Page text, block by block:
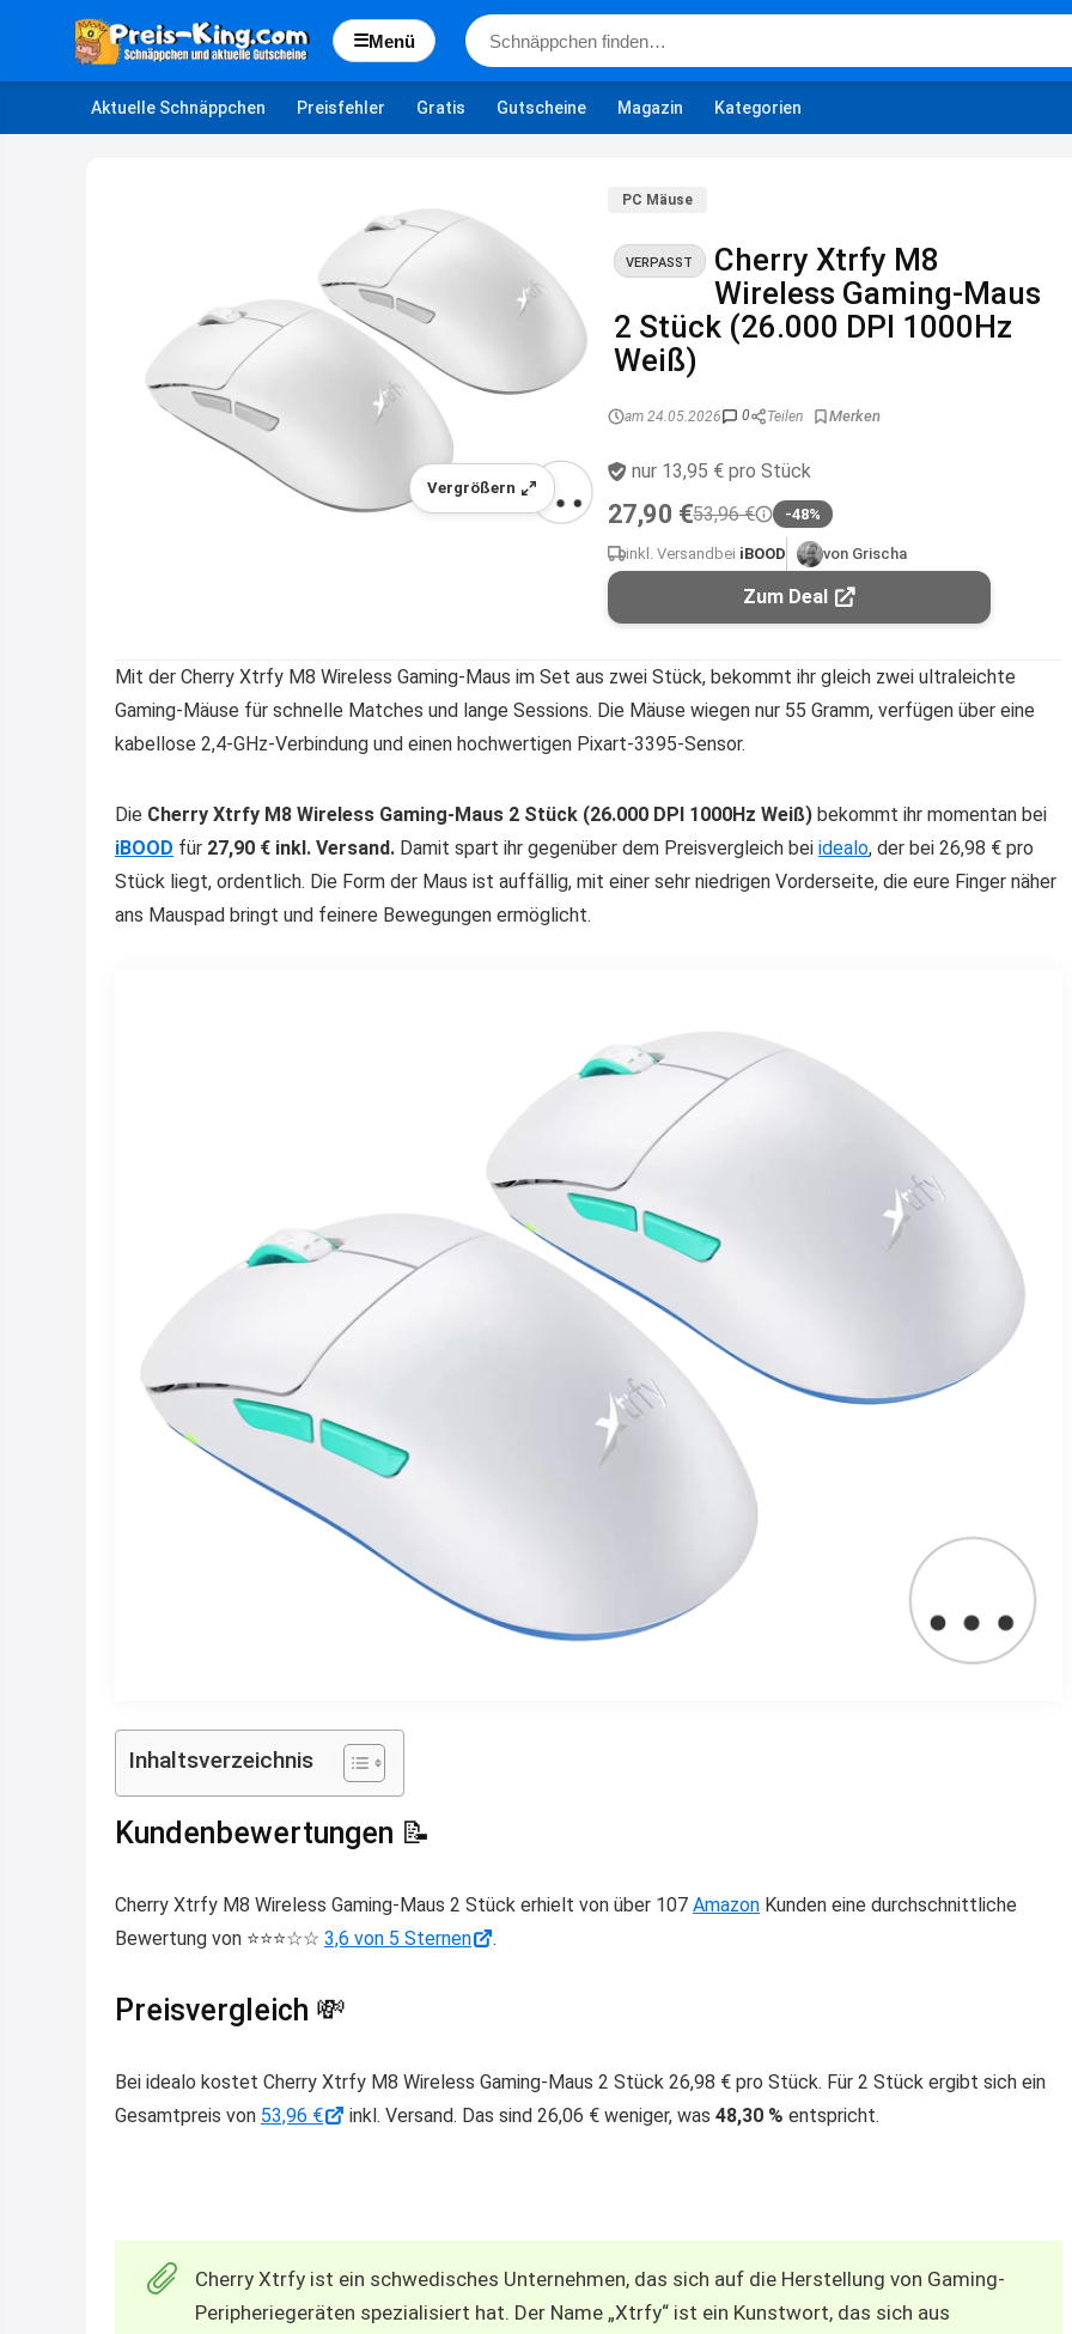
☰Menü
Aktuelle Schnäppchen Preisfehler Gratis Gutscheine Magazin Kategorien
Vergrößern
PC Mäuse
VERPASST
Cherry Xtrfy M8
Wireless Gaming-Maus
2 Stück (26.000 DPI 1000Hz
Weiß)
am 24.05.2026 0 Teilen
nur 13,95 € pro Stück
27,90 €53,96 € -48%
inkl. Versand bei iBOOD von Grischa
Zum Deal
Mit der Cherry Xtrfy M8 Wireless Gaming-Maus im Set aus zwei Stück, bekommt ihr gleich zwei ultraleichte
Gaming-Mäuse für schnelle Matches und lange Sessions. Die Mäuse wiegen nur 55 Gramm, verfügen über eine
kabellose 2,4-GHz-Verbindung und einen hochwertigen Pixart-3395-Sensor.
Die Cherry Xtrfy M8 Wireless Gaming-Maus 2 Stück (26.000 DPI 1000Hz Weiß) bekommt ihr momentan bei
iBOOD für 27,90 € inkl. Versand. Damit spart ihr gegenüber dem Preisvergleich bei idealo, der bei 26,98 € pro
Stück liegt, ordentlich. Die Form der Maus ist auffällig, mit einer sehr niedrigen Vorderseite, die eure Finger näher
ans Mauspad bringt und feinere Bewegungen ermöglicht.
Inhaltsverzeichnis
Kundenbewertungen 📝
Cherry Xtrfy M8 Wireless Gaming-Maus 2 Stück erhielt von über 107 Amazon Kunden eine durchschnittliche
Bewertung von ⭐️⭐️⭐️☆☆ 3,6 von 5 Sternen .
Preisvergleich 💸
Bei idealo kostet Cherry Xtrfy M8 Wireless Gaming-Maus 2 Stück 26,98 € pro Stück. Für 2 Stück ergibt sich ein
Gesamtpreis von 53,96 € inkl. Versand. Das sind 26,06 € weniger, was 48,30 % entspricht.
Cherry Xtrfy ist ein schwedisches Unternehmen, das sich auf die Herstellung von Gaming-
Peripheriegeräten spezialisiert hat. Der Name „Xtrfy“ ist ein Kunstwort, das sich aus